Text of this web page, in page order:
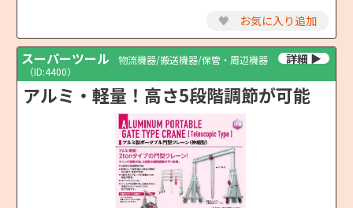
♥ お気に入り追加
スーパーツール
物流機器/搬送機器/保管・周辺機器
（ID:4400）
アルミ・軽量！高さ5段階調節が可能